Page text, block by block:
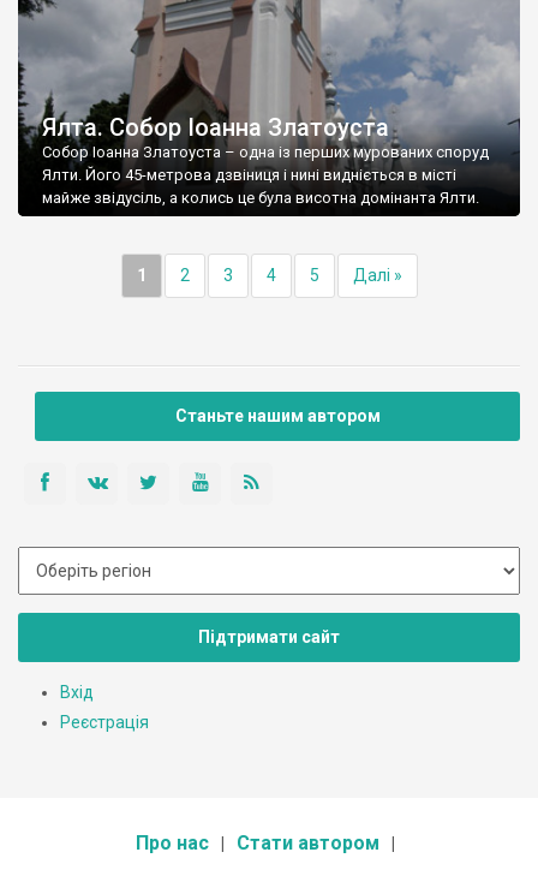
Ялта. Собор Іоанна Златоуста
Собор Іоанна Златоуста – одна із перших мурованих споруд
Ялти. Його 45-метрова дзвіниця і нині видніється в місті
майже звідусіль, а колись це була висотна домінанта Ялти.
1 2 3 4 5 Далі »
Станьте нашим автором
Підтримати сайт
Вхід
Реєстрація
Про нас Стати автором